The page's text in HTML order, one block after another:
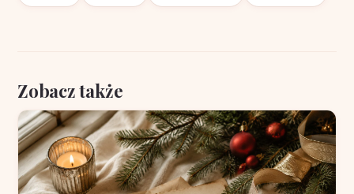
Zobacz także